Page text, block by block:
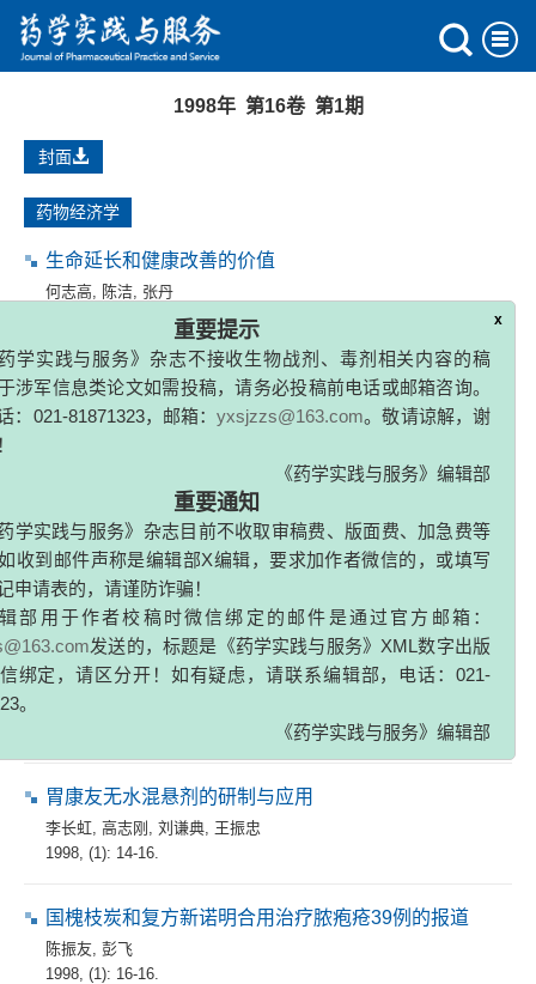
x
重要提示
学实践与服务》杂志不接收生物战剂、毒剂相关内容的稿
涉军信息类论文如需投稿，请务必投稿前电话或邮箱咨询。
：021-81871323，邮箱：yxsjzzs@163.com。敬请谅解，谢
重要通知
学实践与服务》杂志目前不收取审稿费、版面费、加急费等
收到邮件声称是编辑部X编辑，要求加作者微信的，或填写
申请表的，请谨防诈骗！
部用于作者校稿时微信绑定的邮件是通过官方邮箱：
发送的，标题是《药学实践与服务》XML数字出版
绑定，请区分开！如有疑虑，请联系编辑部，电话：021-
。
1998年 第16卷 第1期
封面
药物经济学
生命延长和健康改善的价值
何志高 陈洁 张丹
健康相关生活质量的评价和药物经济学
杨樟卫,陈盛新
胡晋红
喹诺酮类药物的临床应用注意事项
衣淑珍 鲍燕燕,张永林
1998, (1): 10-12.
骨伤灵搽剂的研制与临床应用
胃康友无水混悬剂的研制与应用
李长虹 高志刚 刘谦典 王振忠
1998, (1): 14-16.
国槐枝炭和复方新诺明合用治疗脓疱疮39例的报道
陈振友 彭飞
1998, (1): 16-16.